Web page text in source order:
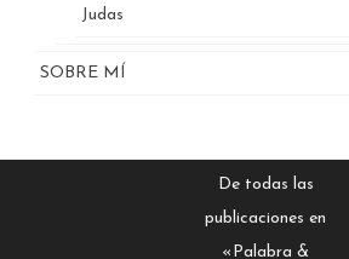
Judas
SOBRE MÍ
De todas las
publicaciones en
«Palabra &